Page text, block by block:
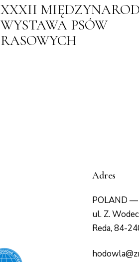
XXXII
WYSTAWA PSÓW
RASOWYCH
Adres
POLAND —
ul. Z.
Reda, 84-